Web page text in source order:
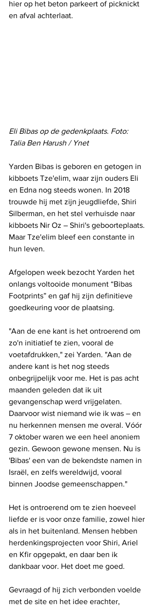
hier op het beton parkeert of picknickt
en afval achterlaat.
Eli Bibas op de gedenkplaats. Foto:
Talia Ben Harush / Ynet
Yarden Bibas is geboren en getogen in
kibboets Tze'elim, waar zijn ouders Eli
en Edna nog steeds wonen. In 2018
trouwde hij met zijn jeugdliefde, Shiri
Silberman, en het stel verhuisde naar
kibboets Nir Oz – Shiri's geboorteplaats.
Maar Tze'elim bleef een constante in
hun leven.
Afgelopen week bezocht Yarden het
onlangs voltooide monument “Bibas
Footprints” en gaf hij zijn definitieve
goedkeuring voor de plaatsing.
"Aan de ene kant is het ontroerend om
zo'n initiatief te zien, vooral de
voetafdrukken," zei Yarden. "Aan de
andere kant is het nog steeds
onbegrijpelijk voor me. Het is pas acht
maanden geleden dat ik uit
gevangenschap werd vrijgelaten.
Daarvoor wist niemand wie ik was – en
nu herkennen mensen me overal. Vóór
7 oktober waren we een heel anoniem
gezin. Gewoon gewone mensen. Nu is
'Bibas' een van de bekendste namen in
Israël, en zelfs wereldwijd, vooral
binnen Joodse gemeenschappen."
Het is ontroerend om te zien hoeveel
liefde er is voor onze familie, zowel hier
als in het buitenland. Mensen hebben
herdenkingsprojecten voor Shiri, Ariel
en Kfir opgepakt, en daar ben ik
dankbaar voor. Het doet me goed.
Gevraagd of hij zich verbonden voelde
met de site en het idee erachter,